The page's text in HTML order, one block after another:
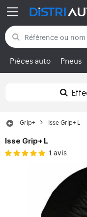
Retour aux
Pièces auto Pneus
Grip+ Isse Grip+ L
Isse Grip+ L
1 avis